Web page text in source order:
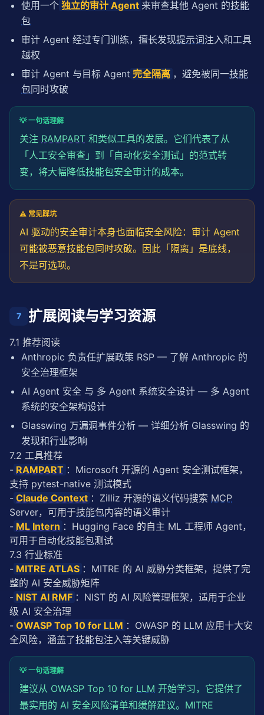
使用一个 独立的审计 Agent 来审查其他 Agent 的技能
包
审计 Agent 经过专门训练，擅长发现提示词注入和工具
越权
审计 Agent 与目标 Agent 完全隔离 ，避免被同一技能
包同时攻破
💡 一句话理解
关注 RAMPART 和类似工具的发展。它们代表了从
「人工安全审查」到「自动化安全测试」的范式转
变，将大幅降低技能包安全审计的成本。
⚠️ 常见踩坑
AI 驱动的安全审计本身也面临安全风险：审计 Agent
可能被恶意技能包同时攻破。因此「隔离」是底线，
不是可选项。
7 扩展阅读与学习资源
7.1 推荐阅读
Anthropic 负责任扩展政策 RSP — 了解 Anthropic 的
安全治理框架
AI Agent 安全 与 多 Agent 系统安全设计 — 多 Agent
系统的安全架构设计
Glasswing 万漏洞事件分析 — 详细分析 Glasswing 的
发现和行业影响
7.2 工具推荐
- RAMPART ：Microsoft 开源的 Agent 安全测试框架，
支持 pytest-native 测试模式
- Claude Context ：Zilliz 开源的语义代码搜索 MCP
Server，可用于技能包内容的语义审计
- ML Intern ：Hugging Face 的自主 ML 工程师 Agent，
可用于自动化技能包测试
7.3 行业标准
- MITRE ATLAS ：MITRE 的 AI 威胁分类框架，提供了完
整的 AI 安全威胁矩阵
- NIST AI RMF ：NIST 的 AI 风险管理框架，适用于企业
级 AI 安全治理
- OWASP Top 10 for LLM ：OWASP 的 LLM 应用十大安
全风险，涵盖了技能包注入等关键威胁
💡 一句话理解
建议从 OWASP Top 10 for LLM 开始学习，它提供了
最实用的 AI 安全风险清单和缓解建议。MITRE